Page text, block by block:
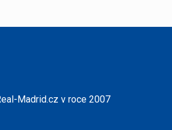
Madrid.cz v roce 2007